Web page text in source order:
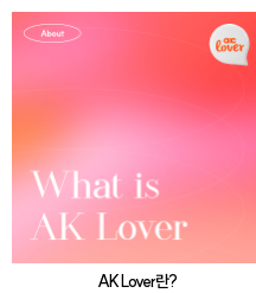
AK Lover란?